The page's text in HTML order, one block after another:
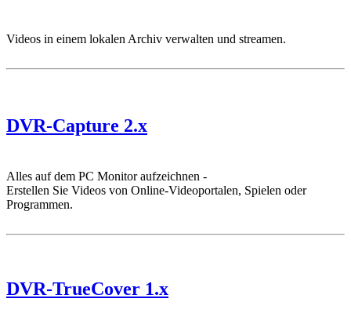
Videos in einem lokalen Archiv verwalten und streamen.
DVR-Capture 2.x
Alles auf dem PC Monitor aufzeichnen -
Erstellen Sie Videos von Online-Videoportalen, Spielen oder
Programmen.
DVR-TrueCover 1.x